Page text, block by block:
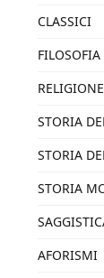
CLASSICI
FILOSOFIA
RELIGIONE
STORIA
STORIA
STORIA
AFORISMI